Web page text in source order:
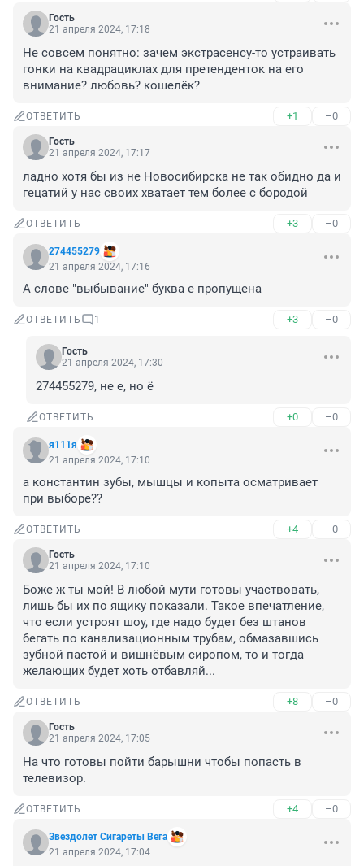
Гость
21 апреля 2024, 17:18
Не совсем понятно: зачем экстрасенсу-то устраивать
гонки на квадрациклах для претенденток на его
внимание? любовь? кошелёк?
ОТВЕТИТЬ +1 –0
Гость
21 апреля 2024, 17:17
ладно хотя бы из не Новосибирска не так обидно да и
гецатий у нас своих хватает тем более с бородой
ОТВЕТИТЬ +3 –0
274455279
21 апреля 2024, 17:16
А слове "выбывание" буква е пропущена
ОТВЕТИТЬ 1 +3 –0
Гость
21 апреля 2024, 17:30
274455279, не е, но ё
ОТВЕТИТЬ +0 –0
я111я
21 апреля 2024, 17:10
а константин зубы, мышцы и копыта осматривает
при выборе??
ОТВЕТИТЬ +4 –0
Гость
21 апреля 2024, 17:10
Боже ж ты мой! В любой мути готовы участвовать,
лишь бы их по ящику показали. Такое впечатление,
что если устроят шоу, где надо будет без штанов
бегать по канализационным трубам, обмазавшись
зубной пастой и вишнëвым сиропом, то и тогда
желающих будет хоть отбавляй...
ОТВЕТИТЬ +8 –0
Гость
21 апреля 2024, 17:05
На что готовы пойти барышни чтобы попасть в
телевизор.
ОТВЕТИТЬ +4 –0
Звездолет Сигареты Вега
21 апреля 2024, 17:04